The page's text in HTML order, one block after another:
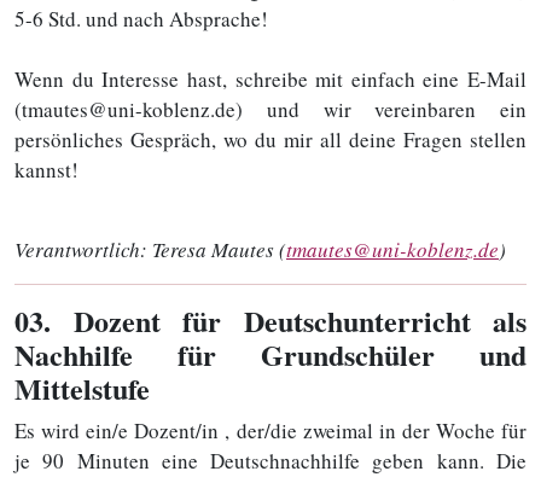
5-6 Std. und nach Absprache!
Wenn du Interesse hast, schreibe mit einfach eine E-Mail
(tmautes@uni-koblenz.de) und wir vereinbaren ein
persönliches Gespräch, wo du mir all deine Fragen stellen
kannst!
Verantwortlich: Teresa Mautes (tmautes@uni-koblenz.de)
03. Dozent für Deutschunterricht als
Nachhilfe für Grundschüler und
Mittelstufe
Es wird ein/e Dozent/in , der/die zweimal in der Woche für
je 90 Minuten eine Deutschnachhilfe geben kann. Die